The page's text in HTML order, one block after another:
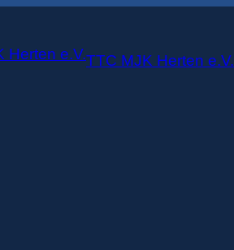
TTC MJK Herten e.V.